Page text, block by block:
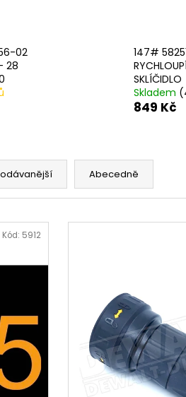
02
28
147#
SKLÍČIDLO
Skladem
849 Kč
Abecedně
Kód: 5912